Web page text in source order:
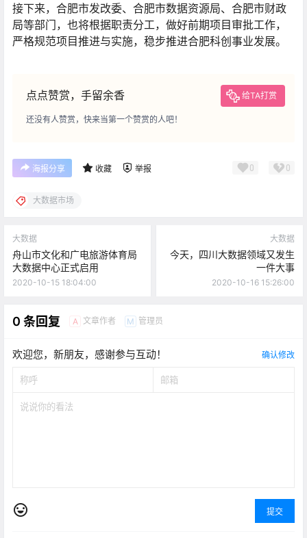
接下来，合肥市发改委、合肥市数据资源局、合肥市财政
局等部门，也将根据职责分工，做好前期项目审批工作，
严格规范项目推进与实施，稳步推进合肥科创事业发展。
点点赞赏，手留余香 给TA打赏
还没有人赞赏，快来当第一个赞赏的人吧！
海报分享 收藏 举报 0 0
大数据市场
大数据
舟山市文化和广电旅游体育局
大数据中心正式启用
2020-10-15 18:04:00
大数据
今天，四川大数据领域又发生
一件大事
2020-10-16 15:26:00
0 条回复 A 文章作者 M 管理员
欢迎您，新朋友，感谢参与互动！ 确认修改
提交